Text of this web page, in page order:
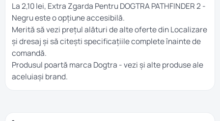
La 2,10 lei, Extra Zgarda Pentru DOGTRA PATHFINDER 2 -
Negru este o opțiune accesibilă.
Merită să vezi prețul alături de alte oferte dinLocalizare
și dresaj și să citești specificațiile complete înainte de
comandă.
Produsul poartă marca Dogtra - vezi și alte produse ale
aceluiași brand.